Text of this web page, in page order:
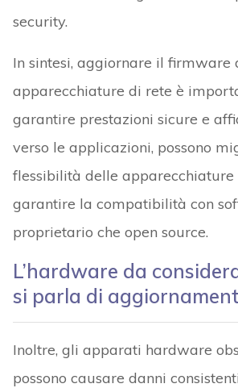
security.
In sintesi, aggiornare il firmware
apparecchiature di rete è
garantire prestazioni sicure e
verso le applicazioni, possono
flessibilità delle apparecchiature
garantire la compatibilità con
proprietario che open source.
L’hardware da
si parla di
Inoltre, gli apparati hardware
possono causare danni